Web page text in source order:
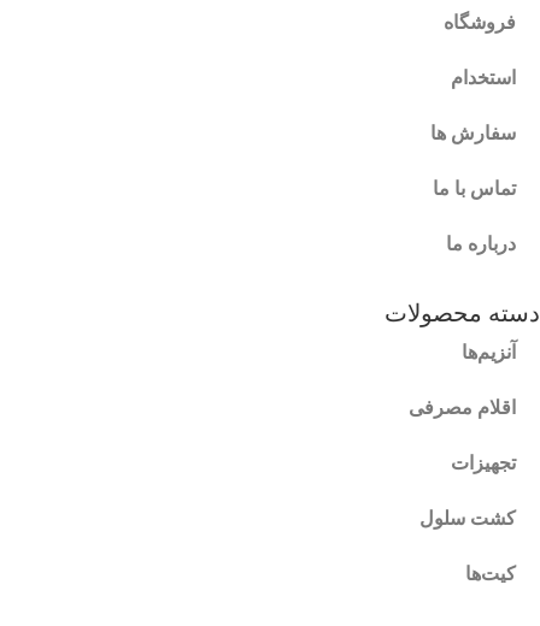
فروشگاه
استخدام
سفارش ها
تماس با ما
درباره ما
دسته محصولات
آنزیم‌ها
اقلام مصرفی
تجهیزات
کشت سلول
کیت‌ها